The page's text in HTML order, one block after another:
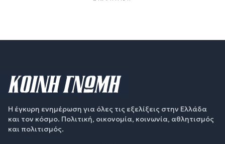
Η έγκυρη ενημέρωση για όλες τις εξελίξεις στην Ελλάδα
και τον κόσμο. Πολιτική, οικονομία, κοινωνία, αθλητισμός
και πολιτισμός.